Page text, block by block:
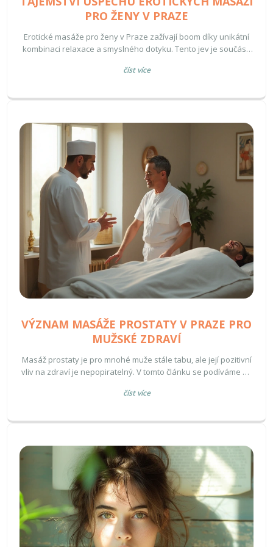
PRO ŽENY V PRAZE
Erotické masáže pro ženy v Praze zažívají boom díky unikátní
kombinaci relaxace a smyslného dotyku. Tento jev je součástí
nových způsobů, jak dosáhnout harmonie těla i mysli. V článku
několik tipů pro ty, kteří chtějí tuto zkušenost vyzkoušet.
číst více
VÝZNAM MASÁŽE PROSTATY V PRAZE PRO
MUŽSKÉ ZDRAVÍ
Masáž prostaty je pro mnohé muže stále tabu, ale její pozitivní
vliv na zdraví je nepopiratelný. V tomto článku se podíváme na
a proč by měla být součástí zdravotní péče. Získáte nejen
informace, jak se na masáž připravit.
číst více